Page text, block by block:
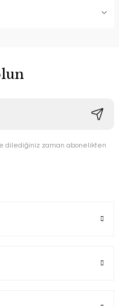
dilediğiniz zaman abonelikten